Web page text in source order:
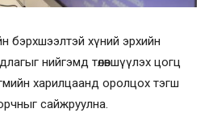
бэрхшээлтэй хүний эрхийн
нийгэмд төлөвшүүлэх цогц
харилцаанд оролцох тэгш
сайжруулна.